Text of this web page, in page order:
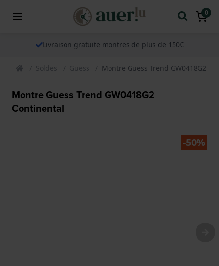
0
Livraison gratuite montres de plus de 150€
Soldes Guess Montre Guess Trend GW0418G2
Montre Guess Trend GW0418G2
Continental
-50%